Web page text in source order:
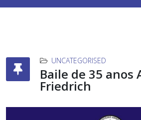
UNCATEGORISED
Baile de 35 anos
Friedrich